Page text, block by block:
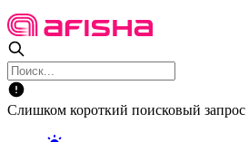
Слишком короткий поисковый запрос